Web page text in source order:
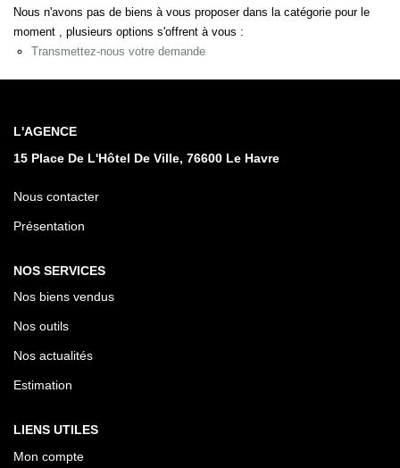
Notre Histoire
Nos Valeurs
LE HAVRE ET SES QUARTIERS
Nous n'avons pas de biens à vous proposer dans la catégorie pour le
moment , plusieurs options s'offrent à vous :
Transmettez-nous votre demande
L'AGENCE
15 Place De L'Hôtel De Ville, 76600 Le Havre
Nous contacter
Présentation
NOS SERVICES
Nos biens vendus
Nos outils
Nos actualités
Estimation
LIENS UTILES
Mon compte